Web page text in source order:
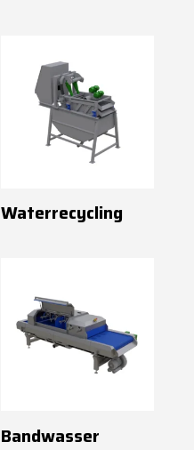
Waterrecycling
Bandwasser